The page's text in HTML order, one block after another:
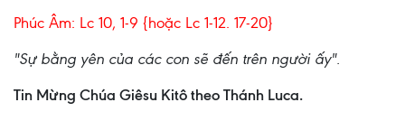
Phúc Âm: Lc 10, 1-9 {hoặc Lc 1-12. 17-20}
"Sự bằng yên của các con sẽ đến trên người ấy".
Tin Mừng Chúa Giêsu Kitô theo Thánh Luca.